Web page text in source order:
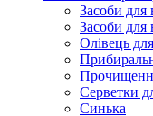
Засоби для
Засоби для
Олівець
Серветки
Синька